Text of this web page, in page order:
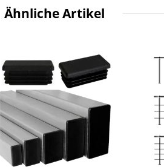
Ähnliche Artikel